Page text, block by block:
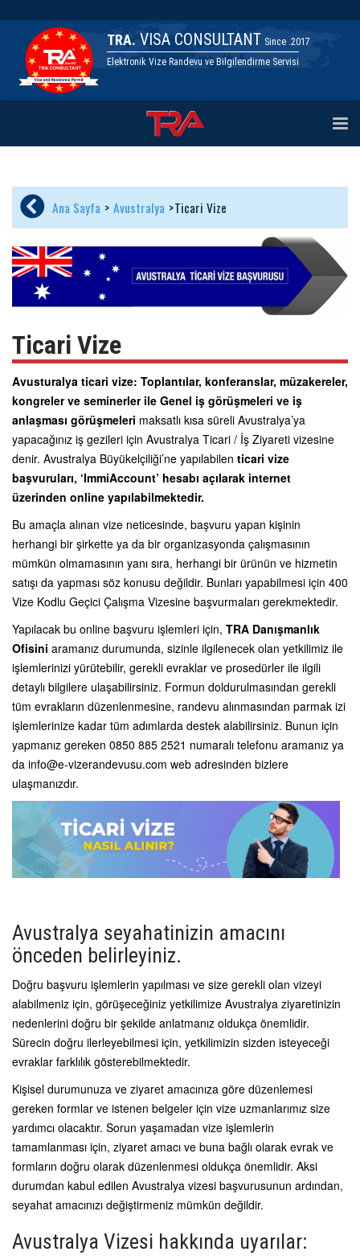
TRA. VISA CONSULTANT Since .2017
Elektronik Vize Randevu ve Bilgilendirme Servisi
Ana Sayfa Avustralya Ticari Vize
Ticari Vize
Avusturalya ticari vize: Toplantılar, konferanslar, müzakereler,
kongreler ve seminerler ile Genel iş görüşmeleri ve iş
anlaşması görüşmeleri maksatlı kısa süreli Avustralya’ya
yapacağınız iş gezileri için Avustralya Ticari / İş Ziyareti vizesine
denir. Avustralya Büyükelçiliği’ne yapılabilen ticari vize
başvuruları, ‘ImmiAccount’ hesabı açılarak internet
üzerinden online yapılabilmektedir.
Bu amaçla alınan vize neticesinde, başvuru yapan kişinin
herhangi bir şirkette ya da bir organizasyonda çalışmasının
mümkün olmamasının yanı sıra, herhangi bir ürünün ve hizmetin
satışı da yapması söz konusu değildir. Bunları yapabilmesi için 400
Vize Kodlu Geçici Çalışma Vizesine başvurmaları gerekmektedir.
Yapılacak bu online başvuru işlemleri için, TRA Danışmanlık
Ofisini aramanız durumunda, sizinle ilgilenecek olan yetkilimiz ile
işlemlerinizi yürütebilir, gerekli evraklar ve prosedürler ile ilgili
detaylı bilgilere ulaşabilirsiniz. Formun doldurulmasından gerekli
tüm evrakların düzenlenmesine, randevu alınmasından parmak izi
işlemlerinize kadar tüm adımlarda destek alabilirsiniz. Bunun için
yapmanız gereken 0850 885 2521 numaralı telefonu aramanız ya
da info@e-vizerandevusu.com web adresinden bizlere
ulaşmanızdır.
Avustralya seyahatinizin amacını
önceden belirleyiniz.
Doğru başvuru işlemlerin yapılması ve size gerekli olan vizeyi
alabilmeniz için, görüşeceğiniz yetkilimize Avustralya ziyaretinizin
nedenlerini doğru bir şekilde anlatmanız oldukça önemlidir.
Sürecin doğru ilerleyebilmesi için, yetkilimizin sizden isteyeceği
evraklar farklılık gösterebilmektedir.
Kişisel durumunuza ve ziyaret amacınıza göre düzenlemesi
gereken formlar ve istenen belgeler için vize uzmanlarımız size
yardımcı olacaktır. Sorun yaşamadan vize işlemlerin
tamamlanması için, ziyaret amacı ve buna bağlı olarak evrak ve
formların doğru olarak düzenlenmesi oldukça önemlidir. Aksi
durumdan kabul edilen Avustralya vizesi başvurusunun ardından,
seyahat amacınızı değiştirmeniz mümkün değildir.
Avustralya Vizesi hakkında uyarılar: